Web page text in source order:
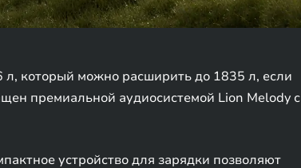
л, который можно расширить до 1835 л, если
премиальной аудиосистемой Lion Melody с
устройство для зарядки позволяют